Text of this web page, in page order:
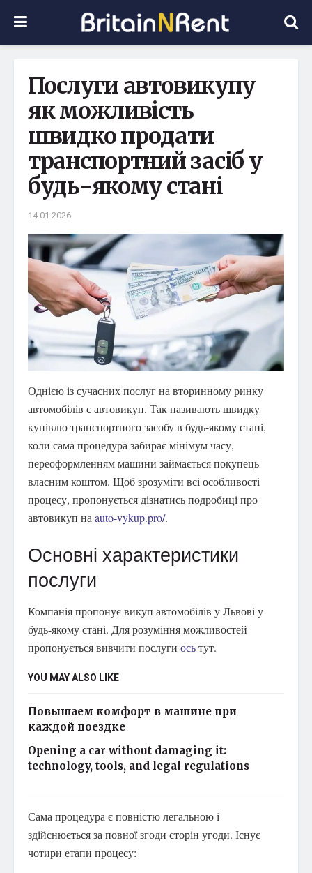
Послуги автовикупу
як можливість
швидко продати
транспортний засіб у
будь-якому стані
14.01.2026
Однією із сучасних послуг на вторинному ринку
автомобілів є автовикуп. Так називають швидку
купівлю транспортного засобу в будь-якому стані,
коли сама процедура забирає мінімум часу,
переоформленням машини займається покупець
власним коштом. Щоб зрозуміти всі особливості
процесу, пропонується дізнатись подробиці про
автовикуп на auto-vykup.pro/.
Основні характеристики
послуги
Компанія пропонує викуп автомобілів у Львові у
будь-якому стані. Для розуміння можливостей
пропонується вивчити послуги осьтут.
YOU MAY ALSO LIKE
Повышаем комфорт в машине при
каждой поездке
Opening a car without damaging it:
technology, tools, and legal regulations
Сама процедура є повністю легальною і
здійснюється за повної згоди сторін угоди. Існує
чотири етапи процесу: